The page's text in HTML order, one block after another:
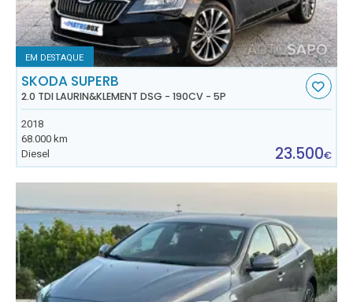
EM DESTAQUE
SKODA SUPERB
2.0 TDI LAURIN&KLEMENT DSG - 190CV - 5P
2018
68.000 km
Diesel
23.500€